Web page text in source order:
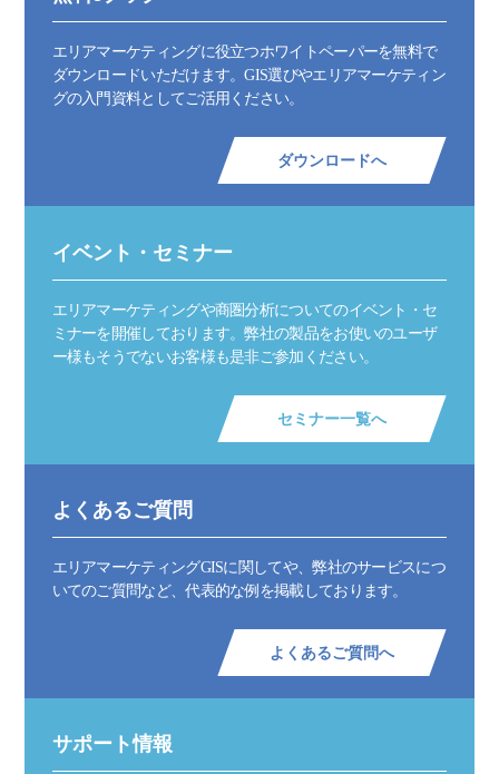
エリアマーケティングに役立つホワイトペーパーを無料で
ダウンロードいただけます。GIS選びやエリアマーケティン
グの入門資料としてご活用ください。
ダウンロードへ
イベント・セミナー
エリアマーケティングや商圏分析についてのイベント・セ
ミナーを開催しております。弊社の製品をお使いのユーザ
ー様もそうでないお客様も是非ご参加ください。
セミナー一覧へ
よくあるご質問
エリアマーケティングGISに関してや、弊社のサービスにつ
いてのご質問など、代表的な例を掲載しております。
よくあるご質問へ
サポート情報